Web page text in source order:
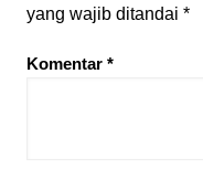
yang wajib ditandai *
Komentar *